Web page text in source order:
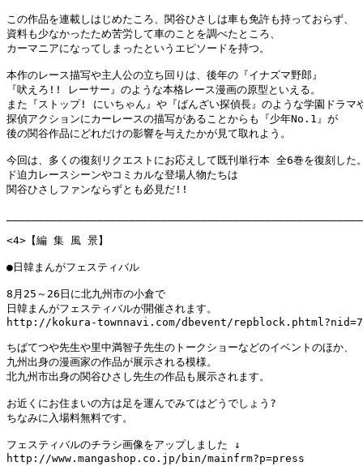
この作品を連載しはじめたころ、関谷ひさしは車も免許も持っておらず、
資料も少なかったため苦労して車のことを調べたところ、
カーマニアになってしまったというエピソードを持つ。
本作のレース描写や主人公の立ち回りは、後年の『イナズマ野郎』
『吠えろ!! レーサー』のような本格レース漫画の原型といえる。
また『ストップ! にいちゃん』や『ばんざい探偵長』のような学園ドラマ
探偵アクションにカーレースの描写があることからも『少年No.1』が
後の関谷作品にどれだけの影響を与えたかが見て取れよう。
今回は、多くの復刻リクエストにお応えして既刊単行本 全6巻を復刻した
ド迫力レースシーンやコミカルな登場人物たちは
関谷ひさしファンならずとも必見だ!!
<4>【編 集 風 景】
●日韓まんがフェスティバル
8月25～26日に北九州市の小倉で
日韓まんがフェスティバルが開催されます。
http://kokura-townnavi.com/dbevent/
ちばてつや先生や里中満智子先生のトークショーなどのイベントのほか、
九州出身の漫画家の作品が展示される模様。
北九州市出身の関谷ひさし先生の作品も展示されます。
お近くにお住まいの方は足を運んでみてはどうでしょう?
ちなみに入場料無料です。
フェスティバルのチラシ画像をアップしました ↓
http://www.mangashop.co.jp/bin/mainfrm?p=press